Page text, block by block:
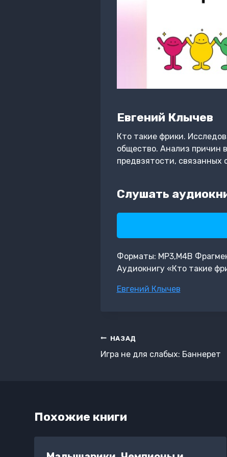
Евгений Клычев
Кто такие фрики.
общество. Анализ причин
предвзятости, связанных
Слушать
Форматы: MP3,M4B
Аудиокнигу «Кто такие
Метки
Евгений Клычев
Навигация
по
НАЗАД
Игра не для слабых: Баннерет
Похожие книги